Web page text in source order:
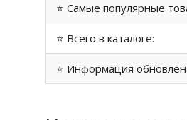
⭐ Самые популярные
⭐ Всего в каталоге:
⭐ Информация